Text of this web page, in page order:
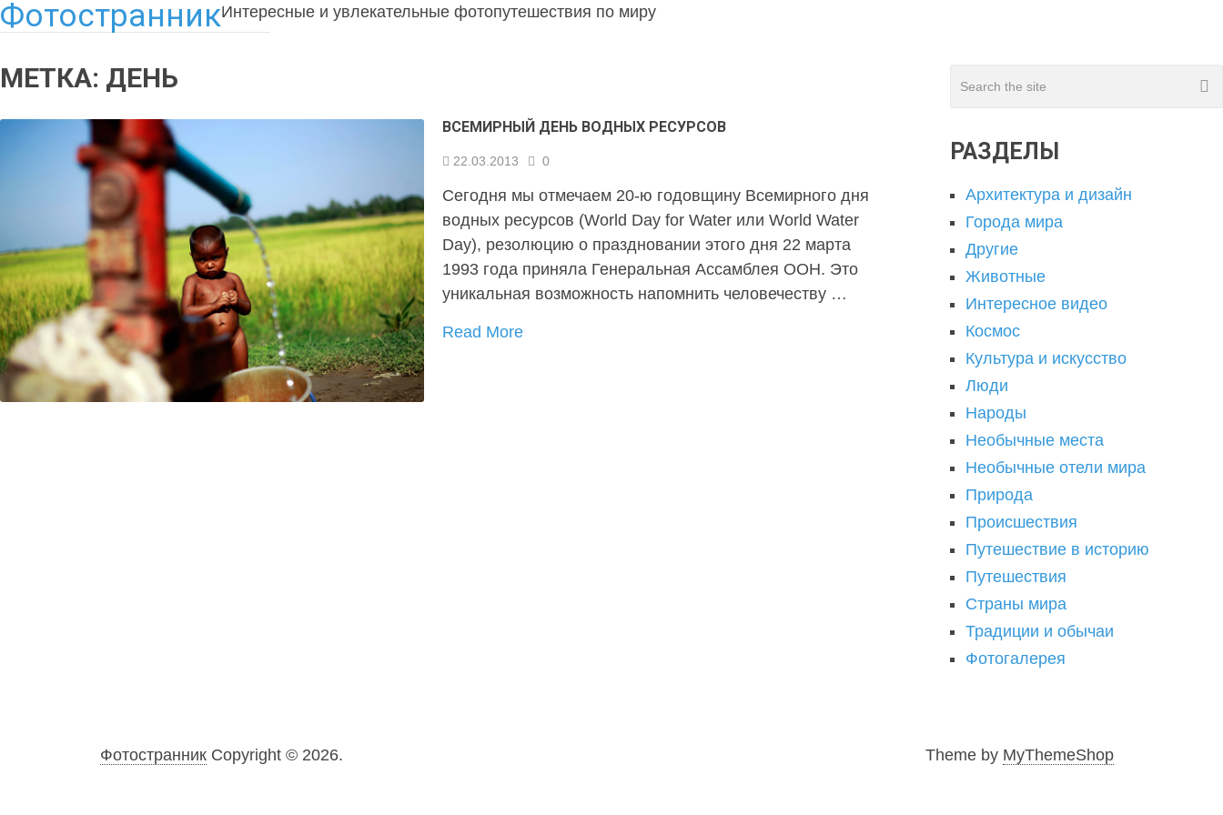
ФотостранникИнтересные и увлекательные фотопутешествия по миру
МЕТКА: ДЕНЬ
ВСЕМИРНЫЙ ДЕНЬ ВОДНЫХ РЕСУРСОВ
22.03.2013 0
Сегодня мы отмечаем 20-ю годовщину Всемирного дня
водных ресурсов (World Day for Water или World Water
Day), резолюцию о праздновании этого дня 22 марта
1993 года приняла Генеральная Ассамблея ООН. Это
уникальная возможность напомнить человечеству …
Read More
РАЗДЕЛЫ
Архитектура и дизайн
Города мира
Другие
Животные
Интересное видео
Космос
Культура и искусство
Люди
Народы
Необычные места
Необычные отели мира
Природа
Происшествия
Путешествие в историю
Путешествия
Страны мира
Традиции и обычаи
Фотогалерея
Фотостранник Copyright © 2026. Theme by MyThemeShop